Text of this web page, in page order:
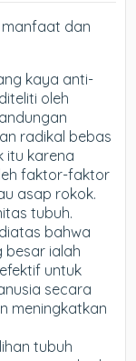
manfaat dan
kaya anti-
oleh
radikal bebas
itu karena
faktor-faktor
asap rokok.
tubuh.
bahwa
besar ialah
untuk
secara
meningkatkan
tubuh